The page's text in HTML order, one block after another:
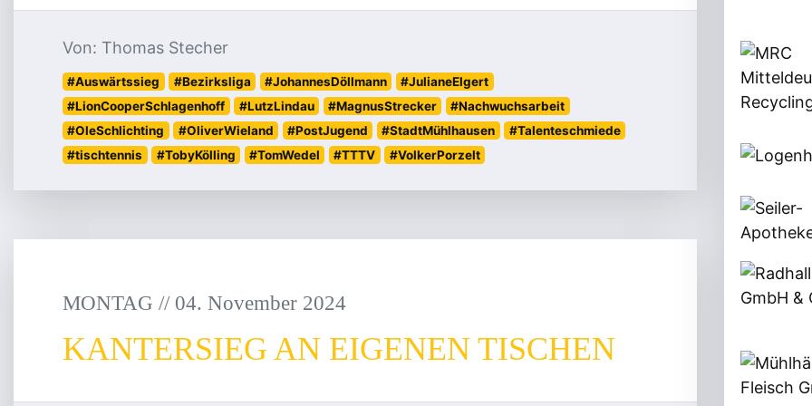
Von: Thomas Stecher
#Auswärtssieg #Bezirksliga #JohannesDöllmann
#JulianeElgert
#LionCooperSchlagenhoff
#LutzLindau #MagnusStrecker
#Nachwuchsarbeit
#OleSchlichting
#OliverWieland #PostJugend #StadtMühlhausen
#Talenteschmiede
#tischtennis
#TobyKölling #TomWedel #TTTV #VolkerPorzelt
MONTAG // 04. November 2024
KANTERSIEG AN EIGENEN TISCHEN